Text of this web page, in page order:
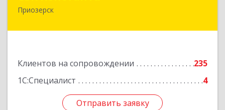
Приозерск
Клиентов на сопровождении
235
1С:Специалист
4
Отправить заявку
188760, Ленинградская обл, Приозерск г,
Отправить заявку